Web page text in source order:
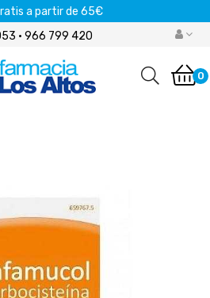
a partir de 65€
· 966 799 420
0